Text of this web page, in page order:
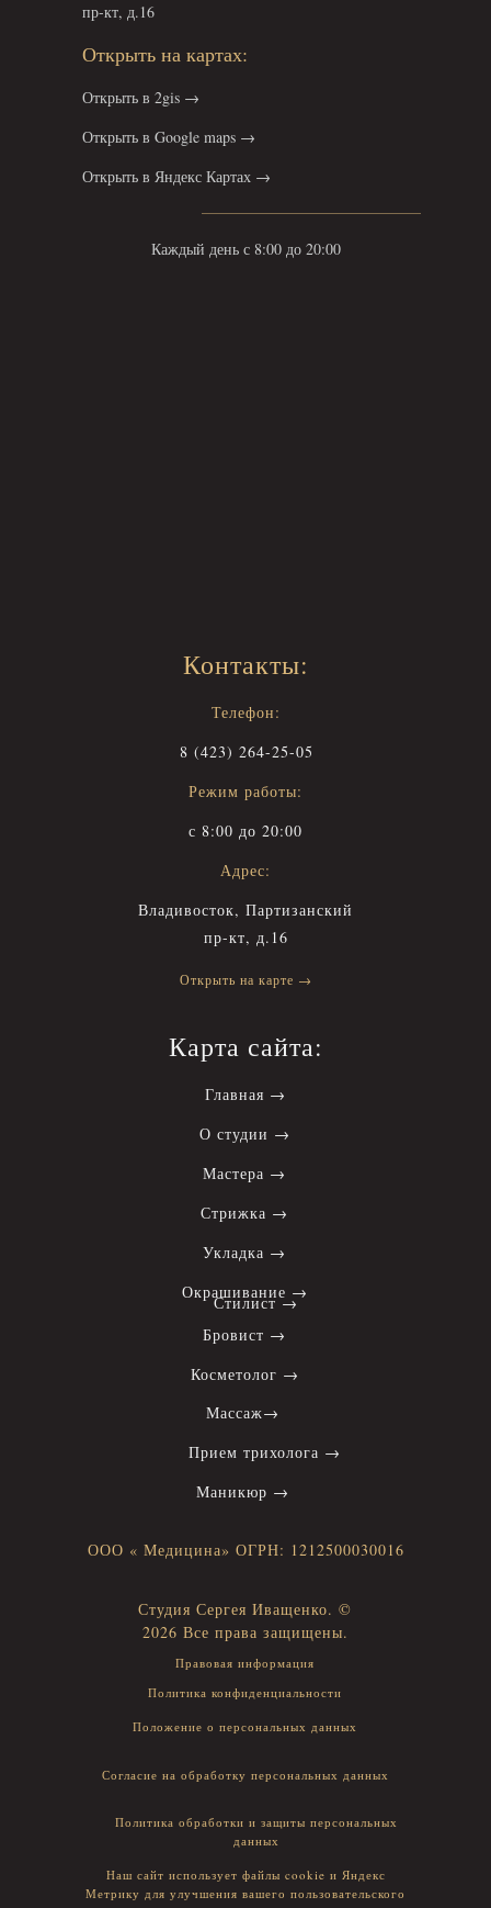
пр-кт, д.16
Открыть в 2gis →
Открыть в Google maps →
Открыть в Яндекс Картах →
Каждый день с 8:00 до 20:00
Открыть на картах:
Контакты:
с 8:00 до 20:00
Владивосток, Партизанский
пр-кт, д.16
Открыть на карте →
Главная →
О студии →
Мастера →
Стрижка →
Укладка →
Окрашивание →
Стилист →
Прием трихолога →
Маникюр →
Массаж→
Бровист →
Косметолог →
ООО « Медицина» ОГРН: 1212500030016
Студия Сергея Иващенко. ©
2026 Все права защищены.
Карта сайта:
8 (423) 264-25-05
Телефон:
Режим работы:
Адрес:
Наш сайт использует файлы cookie и Яндекс
Метрику для улучшения вашего пользовательского
Правовая информация
Положение о персональных данных
Политика конфиденциальности
Политика обработки и защиты персональных
данных
Согласие на обработку персональных данных